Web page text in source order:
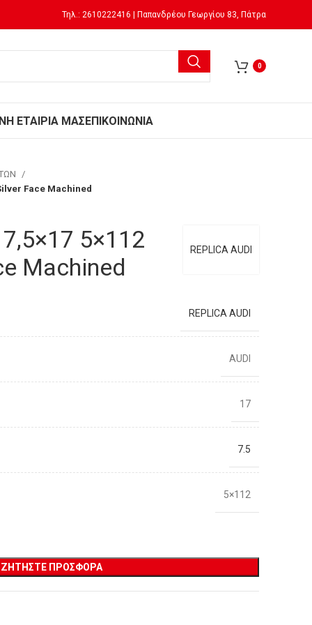
Τηλ.: 2610222416 | Παπανδρέου Γεωργίου 83, Πάτρα
0
Η ΕΤΑΙΡΙΑ ΜΑΣΕΠΙΚΟΙΝΩΝΙΑ
Face Machined
REPLICA AUDI
5×112
Machined
REPLICA AUDI
AUDI
17
7.5
5×112
ΖΗΤΉΣΤΕ ΠΡΟΣΦΟΡΆ